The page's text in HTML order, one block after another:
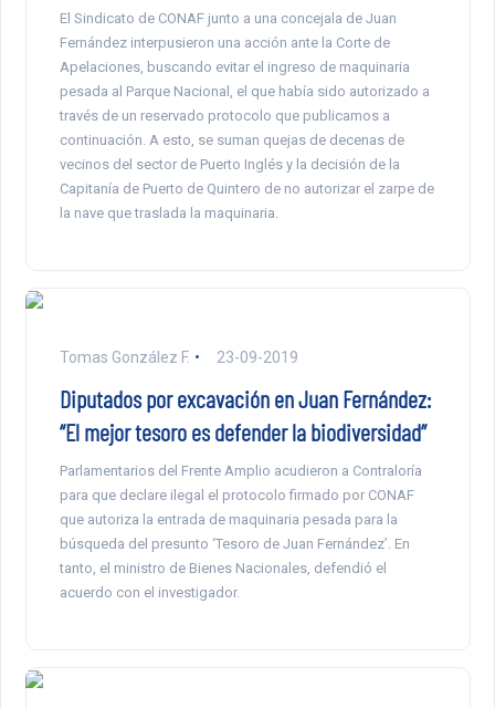
El Sindicato de CONAF junto a una concejala de Juan
Fernández interpusieron una acción ante la Corte de
Apelaciones, buscando evitar el ingreso de maquinaria
pesada al Parque Nacional, el que había sido autorizado a
través de un reservado protocolo que publicamos a
continuación. A esto, se suman quejas de decenas de
vecinos del sector de Puerto Inglés y la decisión de la
Capitanía de Puerto de Quintero de no autorizar el zarpe de
la nave que traslada la maquinaria.
Tomas González F. 23-09-2019
Diputados por excavación en Juan Fernández:
“El mejor tesoro es defender la biodiversidad”
Parlamentarios del Frente Amplio acudieron a Contraloría
para que declare ilegal el protocolo firmado por CONAF
que autoriza la entrada de maquinaria pesada para la
búsqueda del presunto ‘Tesoro de Juan Fernández’. En
tanto, el ministro de Bienes Nacionales, defendió el
acuerdo con el investigador.